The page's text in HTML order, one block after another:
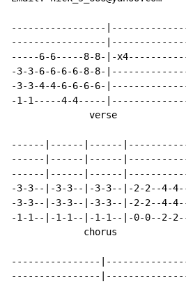
-----------------
-----------------
-----6-6-----8-8-|-
-3-3-6-6-6-6-8-8-
-3-3-4-4-6-6-6-6-
-1-1-----4-4-----
              verse
------|------|------
------|------|------
------|------|------
-3-3--|-3-3--|-3-3--|-2-2--
-3-3--|-3-3--|-3-3--|-2-2--
-1-1--|-1-1--|-1-1--|-0-0--
             chorus
----------------
----------------